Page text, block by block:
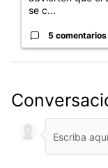
se c...
5 comentarios